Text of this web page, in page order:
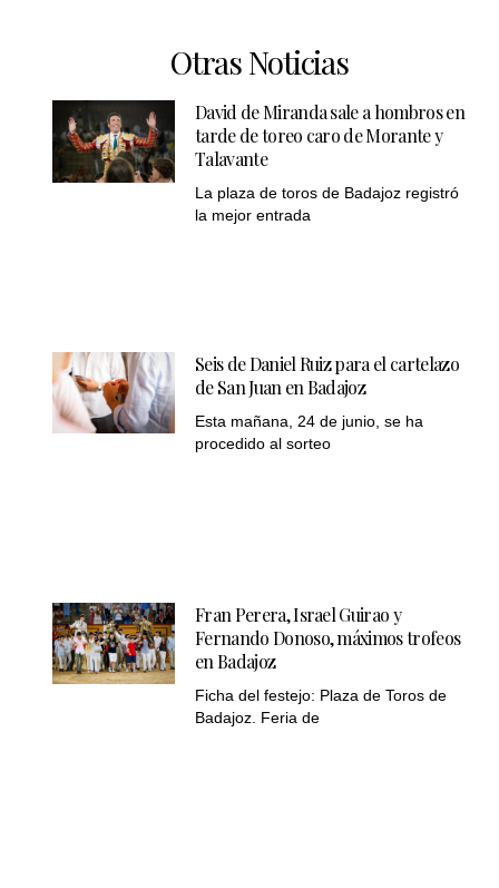
Otras Noticias
David de Miranda sale a hombros en
tarde de toreo caro de Morante y
Talavante
La plaza de toros de Badajoz registró
la mejor entrada
Seis de Daniel Ruiz para el cartelazo
de San Juan en Badajoz
Esta mañana, 24 de junio, se ha
procedido al sorteo
Fran Perera, Israel Guirao y
Fernando Donoso, máximos trofeos
en Badajoz
Ficha del festejo: Plaza de Toros de
Badajoz. Feria de